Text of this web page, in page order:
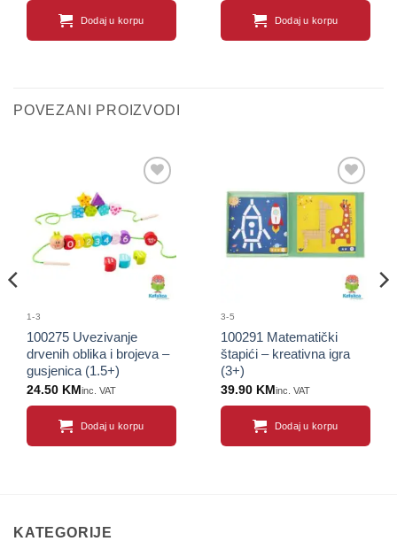
Dodaj u korpu Dodaj u korpu
POVEZANI PROIZVODI
proizvod
1-3
100275 Uvezivanje
drvenih oblika i brojeva –
gusjenica (1.5+)
24.50 KM inc. VAT
Dodaj u korpu
Sačuvaj
proizvod
3-5
100291 Matematički
štapići – kreativna igra
(3+)
39.90 KM inc. VAT
Dodaj u korpu
KATEGORIJE